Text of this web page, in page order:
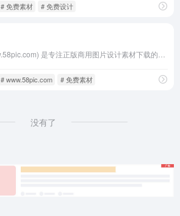
# 免费素材 # 免费设计
# www.58pic.com # 免费素材
没有了